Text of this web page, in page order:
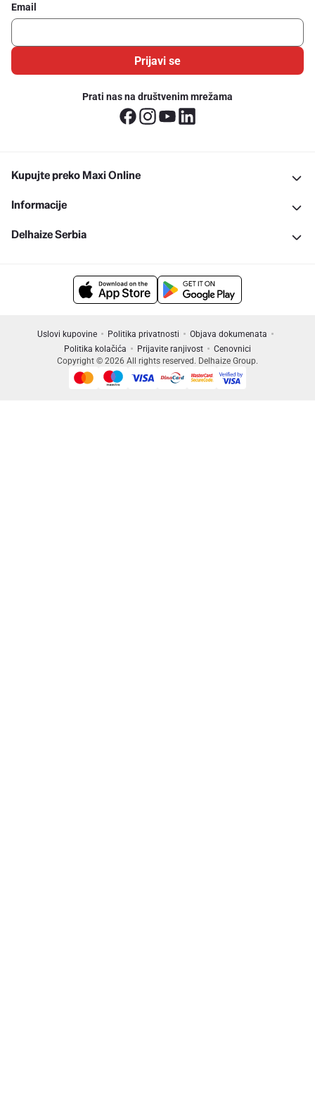
Email
Prijavi se
Prati nas na društvenim mrežama
Kupujte preko Maxi Online
Informacije
Delhaize Serbia
Uslovi kupovine Politika privatnosti
Objava dokumenata
Politika kolačića
Prijavite ranjivost
Cenovnici
Copyright © 2026 All rights reserved. Delhaize Group.